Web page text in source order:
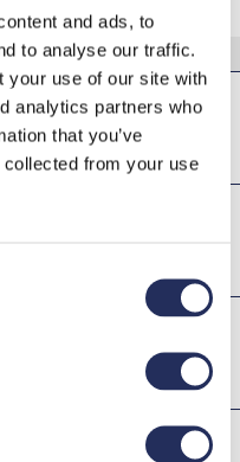
and ads, to
to analyse our traffic.
your use of our site with
analytics partners who
that you’ve
collected from your use